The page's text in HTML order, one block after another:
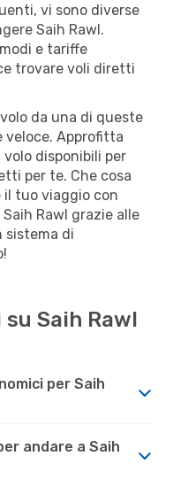
vi sono diverse
Saih Rawl.
e tariffe
trovare voli diretti
da una di queste
veloce. Approfitta
disponibili per
per te. Che cosa
il tuo viaggio con
Rawl grazie alle
sistema di
Saih Rawl
per Saih
andare a Saih